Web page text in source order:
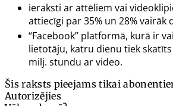
ieraksti ar attēliem vai
attiecīgi par 35% un 28% vairāk
“Facebook” platformā, kurā ir
lietotāju, katru dienu tiek
milj. stundu ar video.
Šis raksts pieejams tikai
Autorizējies